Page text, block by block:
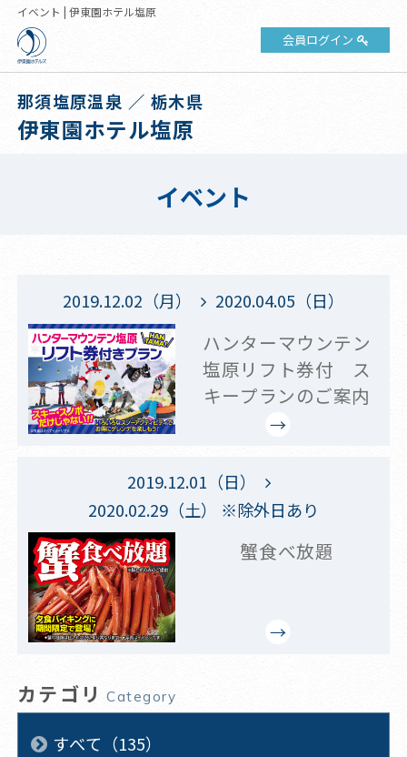
イベント | 伊東園ホテル塩原
会員ログイン
那須塩原温泉 ／ 栃木県
伊東園ホテル塩原
イベント
2019.12.02（月） 2020.04.05（日）
ハンターマウンテン
塩原リフト券付 ス
キープランのご案内
2019.12.01（日）
2020.02.29（土） ※除外日あり
蟹食べ放題
カテゴリ Category
すべて（135）